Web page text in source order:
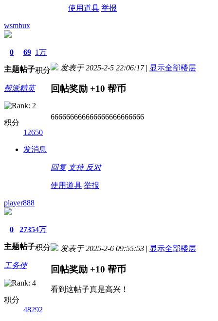
使用道具 举报
wsmbux
0
主题
69
帖子
1万
积分
帮派精英
积分
12650
发消息
发表于 2025-2-5 22:06:17 | 显示全部楼层
回帖奖励 +10 帮币
666666666666666666666666
回复 支持 反对
使用道具 举报
player888
0
主题
2735
帖子
4万
积分
工务使
积分
48292
发表于 2025-2-6 09:55:53 | 显示全部楼层
回帖奖励 +10 帮币
看到这帖子真是高兴！